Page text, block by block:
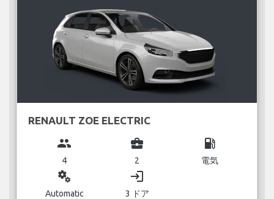
RENAULT ZOE ELECTRIC
group
4
business_center
2
local_gas_station
電気
miscellaneous_services
Automatic
login
3 ドア